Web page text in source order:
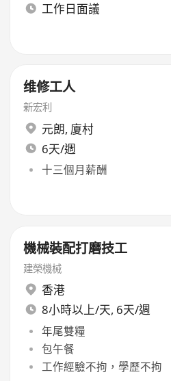
工作日面議
维修工人
新宏利
元朗, 廈村
6天/週
十三個月薪酬
機械裝配打磨技工
建榮機械
香港
8小時以上/天, 6天/週
年尾雙糧
包午餐
工作經驗不拘，學歷不拘